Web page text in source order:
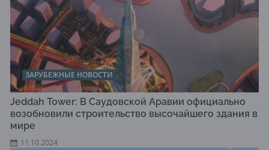
ЗАРУБЕЖНЫЕ НОВОСТИ
Jeddah Tower: В Саудовской Аравии официально
возобновили строительство высочайшего здания в
мире
11.10.2024